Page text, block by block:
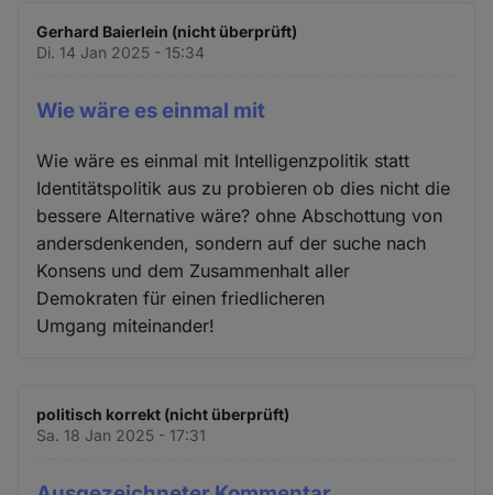
Gerhard Baierlein (nicht überprüft)
Di. 14 Jan 2025 - 15:34
Wie wäre es einmal mit
Wie wäre es einmal mit Intelligenzpolitik statt
Identitätspolitik aus zu probieren ob dies nicht die
bessere Alternative wäre? ohne Abschottung von
andersdenkenden, sondern auf der suche nach
Konsens und dem Zusammenhalt aller
Demokraten für einen friedlicheren
Umgang miteinander!
politisch korrekt (nicht überprüft)
Sa. 18 Jan 2025 - 17:31